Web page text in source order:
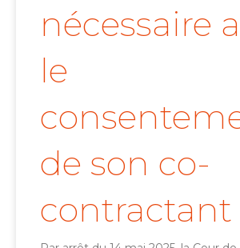
nécessaire
le
de son co-
contractant